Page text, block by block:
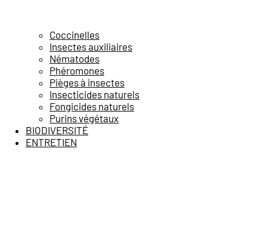
Coccinelles
Insectes auxiliaires
Nématodes
Phéromones
Pièges à insectes
Insecticides naturels
Fongicides naturels
Purins végétaux
BIODIVERSITÉ
ENTRETIEN